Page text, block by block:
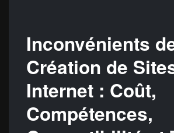
Inconvénients
Création de
Internet : Coût,
Compétences,